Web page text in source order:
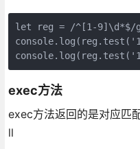
let reg = /^[1-9]\d*$/g;
exec方法
exec方法返回的是对应匹
ll